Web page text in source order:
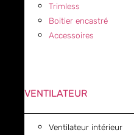
Trimless
Boitier encastré
Accessoires
VENTILATEUR
Ventilateur intérieur